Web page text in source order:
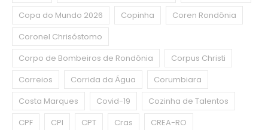
Copa do Mundo 2026
Copinha
Coren Rondônia
Coronel Chrisóstomo
Corpo de Bombeiros de Rondônia
Corpus Christi
Correios
Corrida da Água
Corumbiara
Costa Marques
Covid-19
Cozinha de Talentos
CPF
CPI CPT Cras
CREA-RO